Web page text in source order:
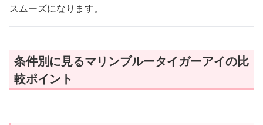
スムーズになります。
条件別に見るマリンブルータイガーアイの比
較ポイント